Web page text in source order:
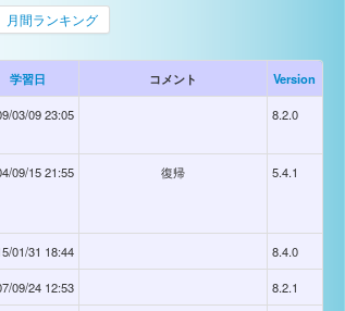
月間ランキング
学習日 コメント Version
03/09 23:05 8.2.0
09/15 21:55 復帰 5.4.1
01/31 18:44 8.4.0
09/24 12:53 8.2.1